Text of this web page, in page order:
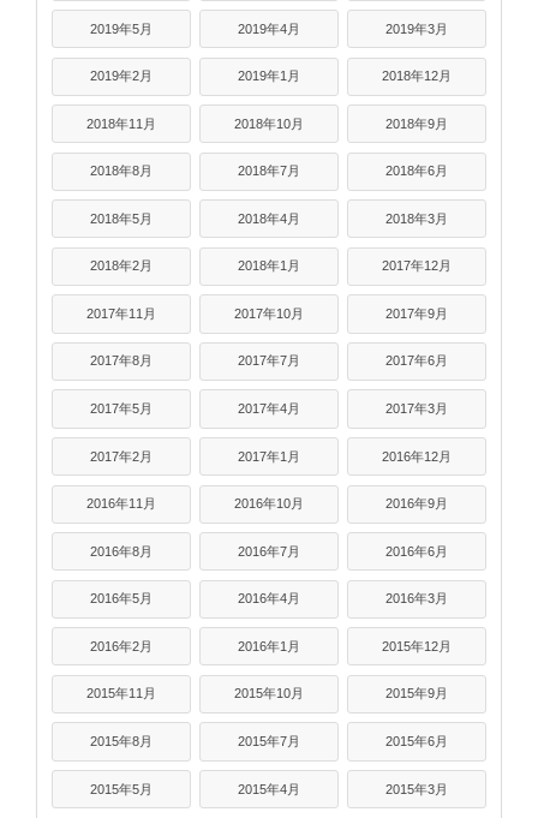
2019年5月 2019年4月 2019年3月
2019年2月 2019年1月 2018年12月
2018年11月 2018年10月 2018年9月
2018年8月 2018年7月 2018年6月
2018年5月 2018年4月 2018年3月
2018年2月 2018年1月 2017年12月
2017年11月 2017年10月 2017年9月
2017年8月 2017年7月 2017年6月
2017年5月 2017年4月 2017年3月
2017年2月 2017年1月 2016年12月
2016年11月 2016年10月 2016年9月
2016年8月 2016年7月 2016年6月
2016年5月 2016年4月 2016年3月
2016年2月 2016年1月 2015年12月
2015年11月 2015年10月 2015年9月
2015年8月 2015年7月 2015年6月
2015年5月 2015年4月 2015年3月